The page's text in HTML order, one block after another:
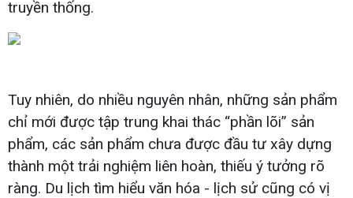
truyền thống.
Tuy nhiên, do nhiều nguyên nhân, những sản phẩm
chỉ mới được tập trung khai thác “phần lõi” sản
phẩm, các sản phẩm chưa được đầu tư xây dựng
thành một trải nghiệm liên hoàn, thiếu ý tưởng rõ
ràng. Du lịch tìm hiểu văn hóa - lịch sử cũng có vị